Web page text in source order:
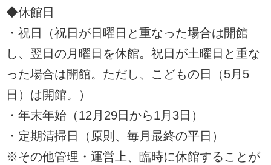
◆休館日
・祝日（祝日が日曜日と重なった場合は開館
し、翌日の月曜日を休館。祝日が土曜日と重な
った場合は開館。ただし、こどもの日（5月5
日）は開館。）
・年末年始（12月29日から1月3日）
・定期清掃日（原則、毎月最終の平日）
※その他管理・運営上、臨時に休館することが